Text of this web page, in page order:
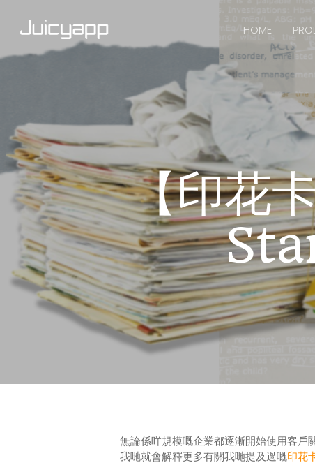
HOME
【印花
無論係咩規模嘅企業都逐漸開始使用客戶
我哋就會解釋更多有關我哋提及過嘅印花